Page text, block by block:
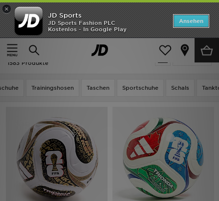
×
JD Sports
JD Sports Fashion PLC
Kostenlos - In Google Play
Ansehen
Home
Adidas Fußball
Verfeinern
Adidas Fußball
1583 Produkte
Trainingshosen Taschen Sportschuhe Schals
ANGEBOTE
Neuheiten
Herren
Bestsellers
Marken
Fußball